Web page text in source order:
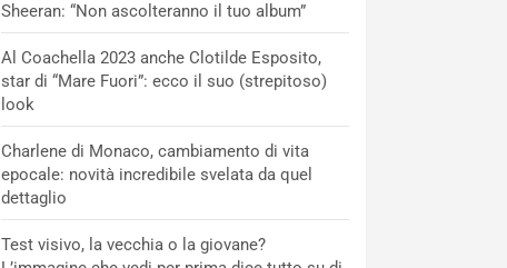
Sheeran: “Non ascolteranno il tuo album”
Al Coachella 2023 anche Clotilde Esposito,
star di “Mare Fuori”: ecco il suo (strepitoso)
look
Charlene di Monaco, cambiamento di vita
epocale: novità incredibile svelata da quel
dettaglio
Test visivo, la vecchia o la giovane?